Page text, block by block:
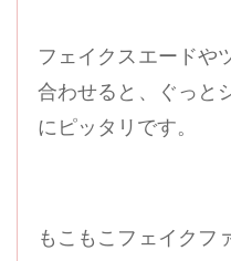
フェイクスエードや
合わせると、ぐっと
にピッタリです。
もこもこフェイクフ